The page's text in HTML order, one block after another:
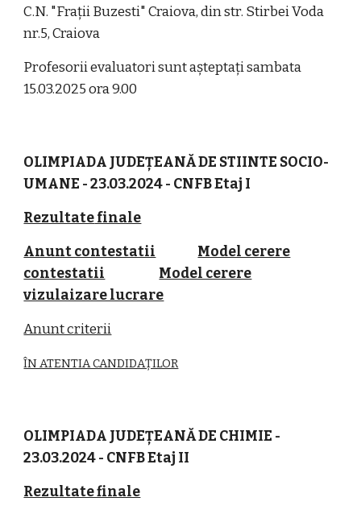
C.N. "Frații Buzesti" Craiova, din str. Stirbei Voda
nr.5, Craiova
Profesorii evaluatori sunt așteptați sambata
15.03.2025 ora 9.00
OLIMPIADA JUDEȚEANĂ DE STIINTE SOCIO-
UMANE - 23.03.2024 - CNFB Etaj I
Rezultatefinale
Anunt contestatii
Model cerere
contestatii
Model cerere
vizulaizare lucrare
Anunt criterii
ÎN ATENTIA CANDIDAȚILOR
OLIMPIADA JUDEȚEANĂ DE CHIMIE -
23.03.2024 - CNFB Etaj II
Rezultate finale